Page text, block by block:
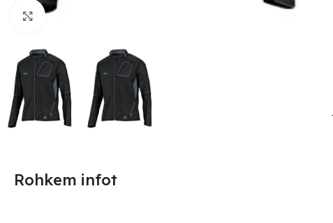
Suurendamiseks klõpsake
Rohkem infot